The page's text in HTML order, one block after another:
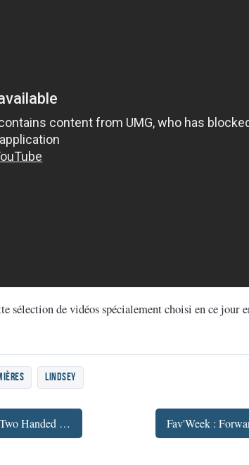
sélection de vidéos spécialement choisi en ce jour
Lindsey
← Fav'Week : Crazy Santa Motorbike, Two Handed Drawing, RimbaTubes: Wizards in Winter, Siri: Horror movie, BRNO HDR, The Modern Woman, Florida 2011